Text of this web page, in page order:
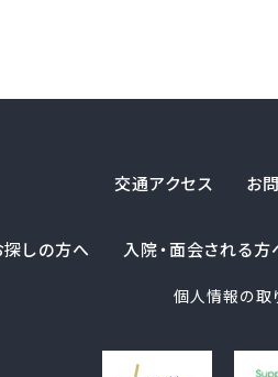
交通アクセス お
しの方へ 入院・面会される方
個人情報の取